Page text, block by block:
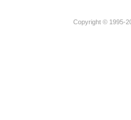
Copyright © 1995-